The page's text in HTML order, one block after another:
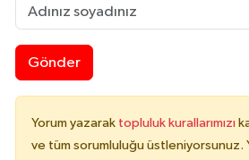
Gönder
Yorum yazarak topluluk kurallarımızı
ve tüm sorumluluğu üstleniyorsunuz.